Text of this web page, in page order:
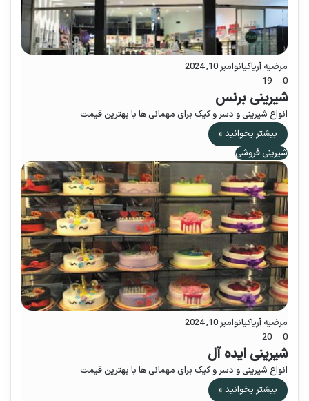
مرضیه آریاکیانوامبر 10, 2024
0
شیرینی برنس
انواع شیرینی و دسر و کیک برای مهمانی ها با بهترین قیمت
بیشتر بخوانید »
شیرینی فروشی
مرضیه آریاکیانوامبر 10, 2024
0
شیرینی ایده آل
انواع شیرینی و دسر و کیک برای مهمانی ها با بهترین قیمت
بیشتر بخوانید »